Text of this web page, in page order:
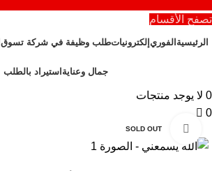
تصفح الأقسام
الرئيسية الفوري إلكترونياتطلب وظيفة في شركة تسوق
جمال وعناية استيراد بالطلب
0 لا يوجد منتجات
0
SOLD OUT
Click to enlarge